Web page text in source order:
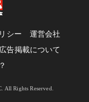
シー
運営会社
広告掲載について
Rights Reserved.